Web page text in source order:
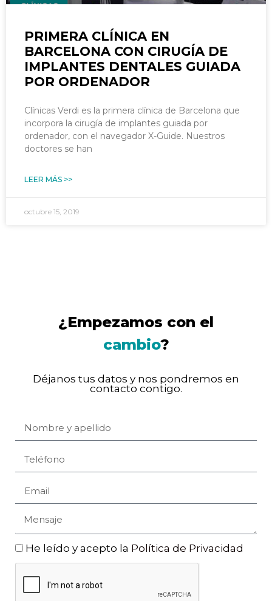
PRIMERA CLÍNICA EN
BARCELONA CON CIRUGÍA DE
IMPLANTES DENTALES GUIADA
POR ORDENADOR
Clínicas Verdi es la primera clínica de Barcelona que
incorpora la cirugía de implantes guiada por
ordenador, con el navegador X-Guide. Nuestros
doctores se han
LEER MÁS >>
octubre 15, 2019
¿Empezamos con el
cambio?
Déjanos tus datos y nos pondremos en
contacto contigo.
He leído y acepto la Política de Privacidad